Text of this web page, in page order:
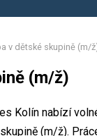
v dětské skupině (m/
(m/ž)
Kolín nabízí
(m/ž).